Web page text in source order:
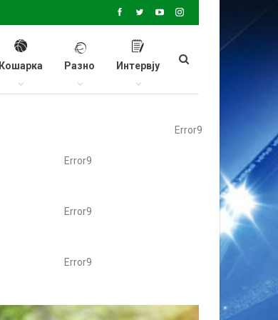
Кошарка Разно Интервју
Error9
Error9
Error9
Error9